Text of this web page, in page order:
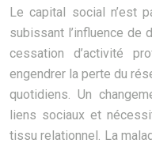
Le capital social n’est
subissant l’influence de
cessation d’activité
engendrer la perte du
quotidiens. Un
liens sociaux et
tissu relationnel. La